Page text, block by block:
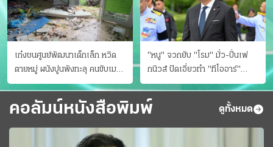
เก๋งชนศูนย์พัฒนาเด็กเล็ก หวิด
ตายหมู่ ผนังปูนพังทะลุ คนขับเมา
ยา
"หนู" จวกยับ "โรม" มั่ว-ปั่นเฟ
กนิวส์ ปัดเอี่ยวทํา "ทีโออาร์"
ต้นทางโกงสอบฉาว
คอลัมน์หนังสือพิมพ์ ดูทั้งหมด